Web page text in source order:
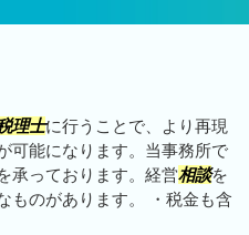
理士に行うことで、より再現
可能になります。当事務所で
承っております。経営相談を
ものがあります。 ・税金も含